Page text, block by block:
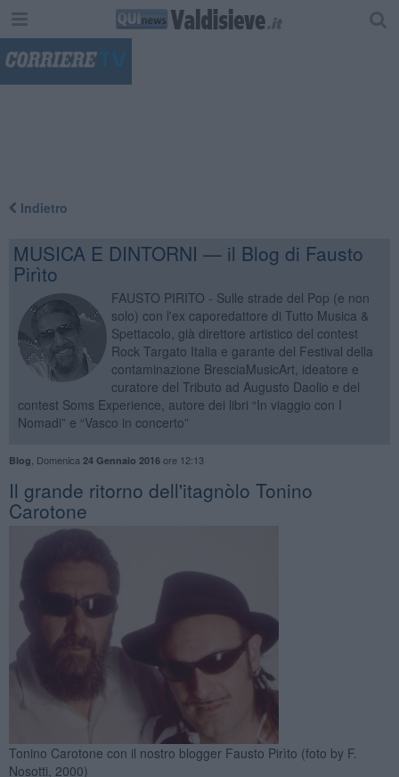
Indietro
MUSICA E DINTORNI — il Blog di Fausto
Pirìto
FAUSTO PIRITO - Sulle strade del Pop (e non
solo) con l'ex caporedattore di Tutto Musica &
Spettacolo, già direttore artistico del contest
Rock Targato Italia e garante del Festival della
contaminazione BresciaMusicArt, ideatore e
curatore del Tributo ad Augusto Daolio e del
contest Soms Experience, autore dei libri “In viaggio con I
Nomadi” e “Vasco in concerto”
Blog Domenica 24 Gennaio 2016ore 12:13
Il grande ritorno dell'itagnòlo Tonino
Carotone
Tonino Carotone con il nostro blogger Fausto Pirìto (foto by F.
Nosotti, 2000)